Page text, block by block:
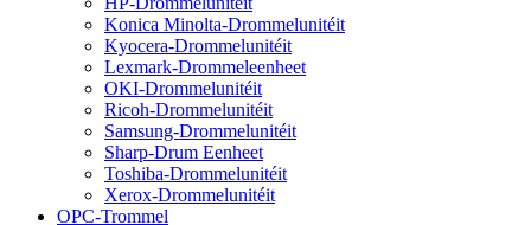
Konica Minolta-Drommelunitéit
Kyocera-Drommelunitéit
Lexmark-Drommeleenheet
OKI-Drommelunitéit
Ricoh-Drommelunitéit
Samsung-Drommelunitéit
Sharp-Drum Eenheet
Toshiba-Drommelunitéit
Xerox-Drommelunitéit
OPC-Trommel